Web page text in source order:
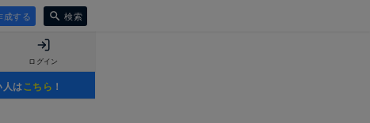
成する 検索
ログイン
はこちら ！